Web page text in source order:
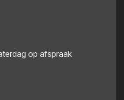
op afspraak